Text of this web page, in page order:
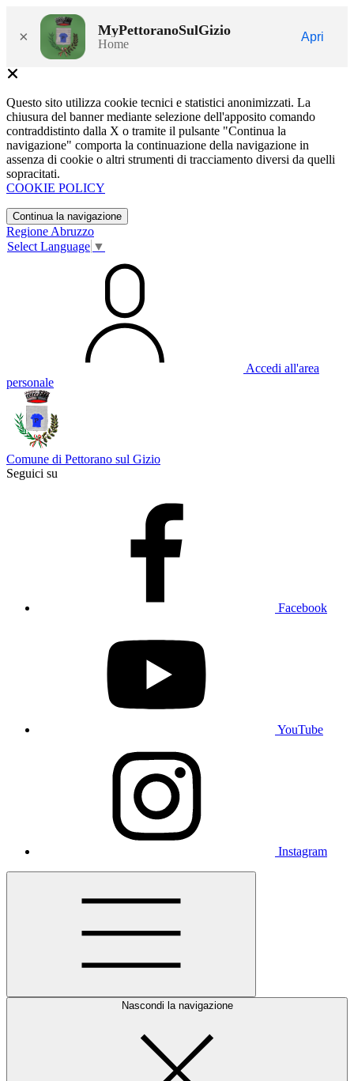
× MyPettoranoSulGizio
Home
Apri
Questo sito utilizza cookie tecnici e statistici anonimizzati. La
chiusura del banner mediante selezione dell'apposito comando
contraddistinto dalla X o tramite il pulsante "Continua la
navigazione" comporta la continuazione della navigazione in
assenza di cookie o altri strumenti di tracciamento diversi da quelli
sopracitati.
COOKIE POLICY
Continua la navigazione
Regione Abruzzo
Select Language ▼
Accedi all'area
personale
Comune di Pettorano sul Gizio
Seguici su
Facebook
YouTube
Instagram
Nascondi la navigazione